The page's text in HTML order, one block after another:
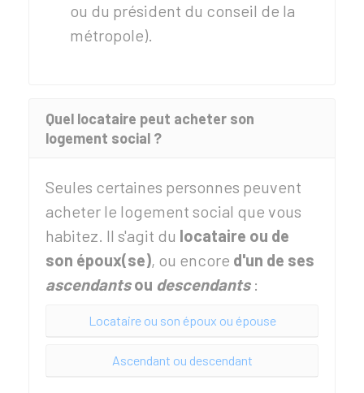
ou du président du conseil de la
métropole).
Quel locataire peut acheter son
logement social ?
Seules certaines personnes peuvent
acheter le logement social que vous
habitez. Il s'agit du locataire ou de
son époux(se), ou encore d'un de ses
ascendantsou descendants:
Locataire ou son époux ou épouse
Ascendant ou descendant